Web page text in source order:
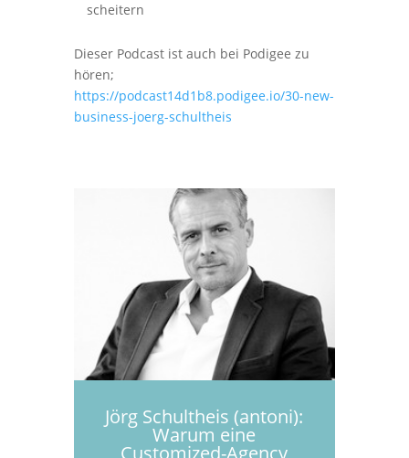
scheitern
Dieser Podcast ist auch bei Podigee zu
hören;
https://podcast14d1b8.podigee.io/30-new-
business-joerg-schultheis
Jörg Schultheis (antoni):
Warum eine
Customized-Agency